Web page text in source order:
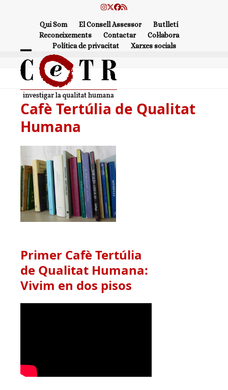
Instagram
Twitter
Facebook
RSS
Qui Som El Consell Assessor
Butlletí
Reconeixements
Contactar
Col·labora
Política de privacitat
Xarxes socials
Open
mobile
menu
Close
mobile
menu
Cafè Tertúlia de Qualitat
Humana
Primer Cafè Tertúlia
de Qualitat Humana:
Vivim en dos pisos